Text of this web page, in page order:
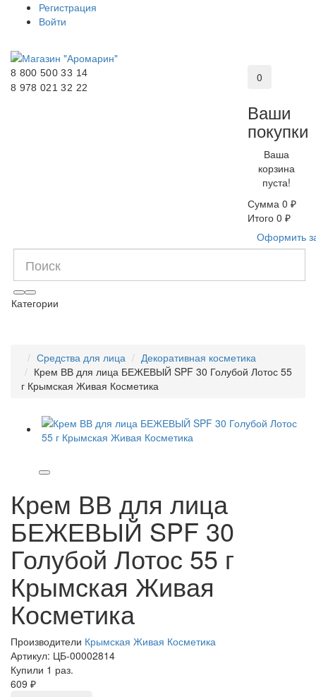
Регистрация
Войти
8 800 500 33 14
8 978 021 32 22
0
Ваши
покупки
Ваша
корзина
пуста!
Сумма 0 ₽
Итого 0 ₽
Оформить
Категории
Средства для лица
Декоративная косметика
Крем ВВ для лица БЕЖЕВЫЙ SPF 30 Голубой Лотос 55
г Крымская Живая Косметика
Крем ВВ для лица
БЕЖЕВЫЙ SPF 30
Голубой Лотос 55 г
Крымская Живая
Косметика
Производители Крымская Живая Косметика
Артикул: ЦБ-00002814
Купили 1 раз.
609 ₽